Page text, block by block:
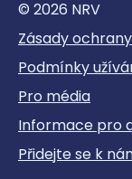
© 2026 NRV
Zásady
Podmínky
Pro média
Informace pro
Přidejte se k